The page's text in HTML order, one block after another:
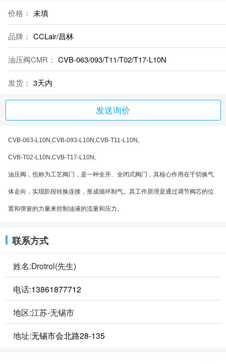
价格： 未填
品牌： CCLair/昌林
油压阀CMR： CVB-063/093/T11/T02/T17-L10N
发货： 3天内
发送询价
CVB-063-L10N,CVB-093-L10N,CVB-T11-L10N,
CVB-T02-L10N,CVB-T17-L10N,
油压阀，也称为工艺阀门，是一种全开、全闭式阀门，其核心作用在于切换气
体走向，实现阶段转换连接，形成循环制气。其工作原理是通过调节阀芯的位
置和弹簧的力量来控制油液的流量和压力。
联系方式
姓名:Drotrol(先生)
电话:13861877712
地区:江苏-无锡市
地址:无锡市会北路28-135